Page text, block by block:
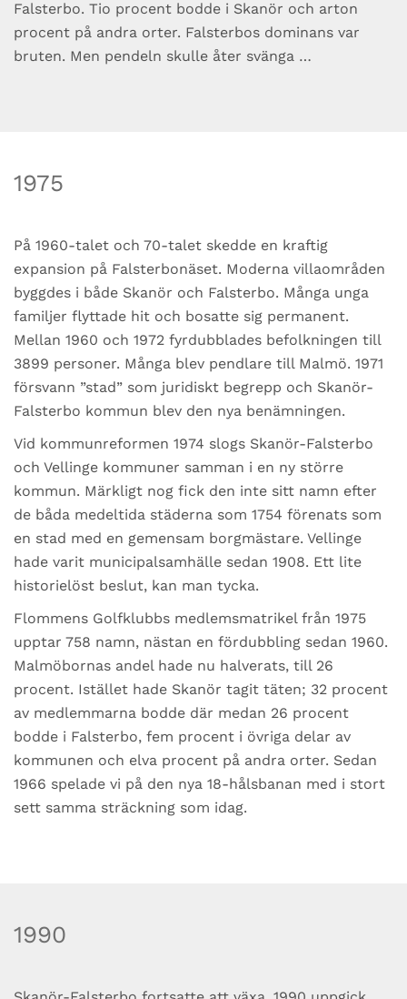
Falsterbo. Tio procent bodde i Skanör och arton
procent på andra orter. Falsterbos dominans var
bruten. Men pendeln skulle åter svänga …
1975
På 1960-talet och 70-talet skedde en kraftig
expansion på Falsterbonäset. Moderna villaområden
byggdes i både Skanör och Falsterbo. Många unga
familjer flyttade hit och bosatte sig permanent.
Mellan 1960 och 1972 fyrdubblades befolkningen till
3899 personer. Många blev pendlare till Malmö. 1971
försvann ”stad” som juridiskt begrepp och Skanör-
Falsterbo kommun blev den nya benämningen.
Vid kommunreformen 1974 slogs Skanör-Falsterbo
och Vellinge kommuner samman i en ny större
kommun. Märkligt nog fick den inte sitt namn efter
de båda medeltida städerna som 1754 förenats som
en stad med en gemensam borgmästare. Vellinge
hade varit municipalsamhälle sedan 1908. Ett lite
historielöst beslut, kan man tycka.
Flommens Golfklubbs medlemsmatrikel från 1975
upptar 758 namn, nästan en fördubbling sedan 1960.
Malmöbornas andel hade nu halverats, till 26
procent. Istället hade Skanör tagit täten; 32 procent
av medlemmarna bodde där medan 26 procent
bodde i Falsterbo, fem procent i övriga delar av
kommunen och elva procent på andra orter. Sedan
1966 spelade vi på den nya 18-hålsbanan med i stort
sett samma sträckning som idag.
1990